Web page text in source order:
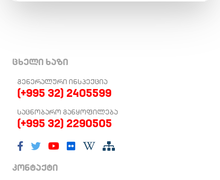
ცხელი ხაზი
ᲒᲔᲜᲔᲠᲐᲚᲣᲠᲘ ᲘᲜᲡᲞᲔᲥᲪᲘᲐ
(+995 32) 2405599
ᲡᲐᲪᲜᲝᲑᲐᲠᲝ ᲒᲐᲜᲧᲝᲤᲘᲚᲔᲑᲐ
(+995 32) 2290505
კონტაქტი